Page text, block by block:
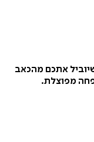
שיוביל אתכם מהכאב
מפוצלת.